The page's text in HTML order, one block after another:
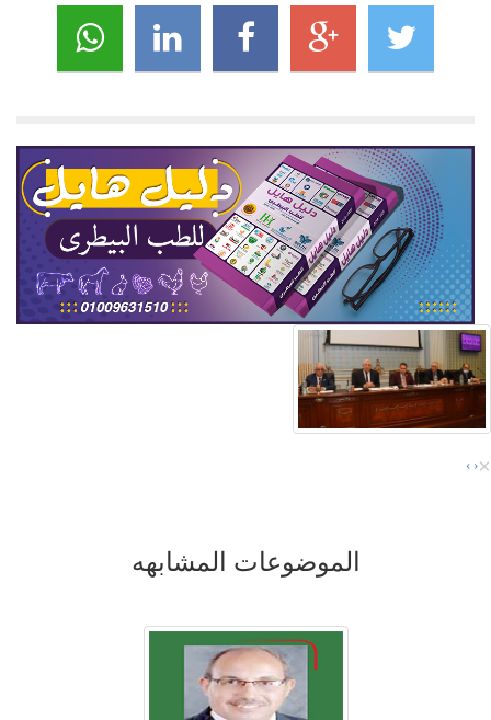
‹
› ×
الموضوعات المشابهه